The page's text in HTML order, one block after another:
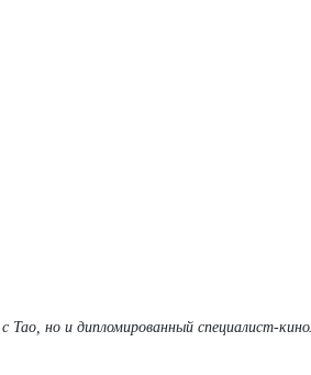
Тао, но и дипломированный специалист-